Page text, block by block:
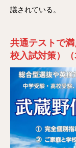
議されている。
共通テストで
校入試対策）（